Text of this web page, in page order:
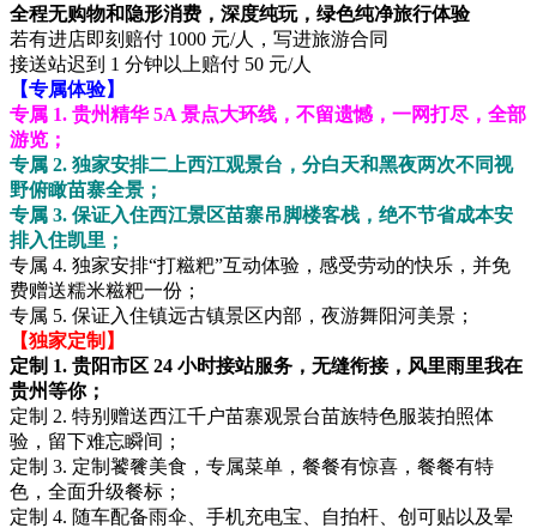
全程无购物和隐形消费，深度纯玩，绿色纯净旅行体验
若有进店即刻赔付 1000 元/人，写进旅游合同
接送站迟到 1 分钟以上赔付 50 元/人
【专属体验】
专属 1. 贵州精华 5A 景点大环线，不留遗憾，一网打尽，全部
游览；
专属 2. 独家安排二上西江观景台，分白天和黑夜两次不同视
野俯瞰苗寨全景；
专属 3. 保证入住西江景区苗寨吊脚楼客栈，绝不节省成本安
排入住凯里；
专属 4. 独家安排“打糍粑”互动体验，感受劳动的快乐，并免
费赠送糯米糍粑一份；
专属 5. 保证入住镇远古镇景区内部，夜游舞阳河美景；
【独家定制】
定制 1. 贵阳市区 24 小时接站服务，无缝衔接，风里雨里我在
贵州等你；
定制 2. 特别赠送西江千户苗寨观景台苗族特色服装拍照体
验，留下难忘瞬间；
定制 3. 定制饕餮美食，专属菜单，餐餐有惊喜，餐餐有特
色，全面升级餐标；
定制 4. 随车配备雨伞、手机充电宝、自拍杆、创可贴以及晕